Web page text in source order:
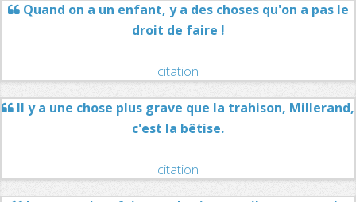
Quand on a un enfant, y a des choses qu'on a pas le
droit de faire !
citation
Il y a une chose plus grave que la trahison, Millerand,
c'est la bêtise.
citation